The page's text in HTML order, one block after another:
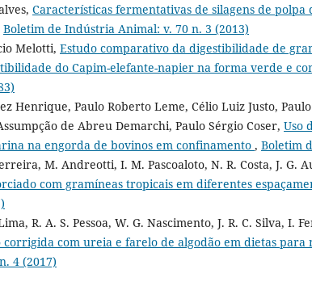
Características fermentativas de silagens de
Boletim de Indústria Animal: v. 70 n. 3 (2013)
Melotti, Estudo comparativo da digestibilidade de
do Capim-elefante-napier na forma verde e
Henrique, Paulo Roberto Leme, Célio Luiz Justo,
de Abreu Demarchi, Paulo Sérgio Coser, Uso
na engorda de bovinos em confinamento , Boletim
M. Andreotti, I. M. Pascoaloto, N. R. Costa, J. G.
com gramíneas tropicais em diferentes
R. A. S. Pessoa, W. G. Nascimento, J. R. C. Silva, I.
corrigida com ureia e farelo de algodão em dietas para
4 (2017)